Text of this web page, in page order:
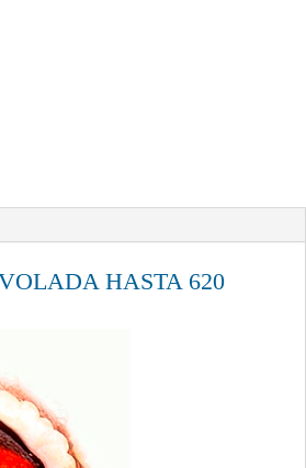
HASTA 620